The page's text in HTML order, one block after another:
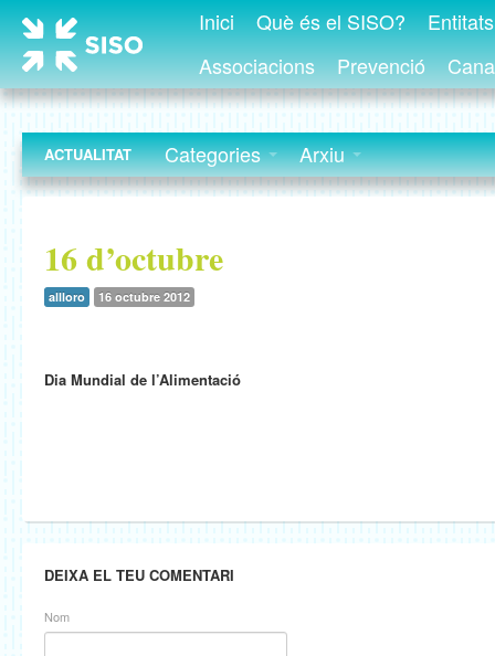
Inici Què és el SISO?
Associacions
Prevenció
ACTUALITAT Categories Arxiu
16 d’octubre
allloro 16 octubre 2012
Dia Mundial de l’Alimentació
DEIXA EL TEU COMENTARI
Nom